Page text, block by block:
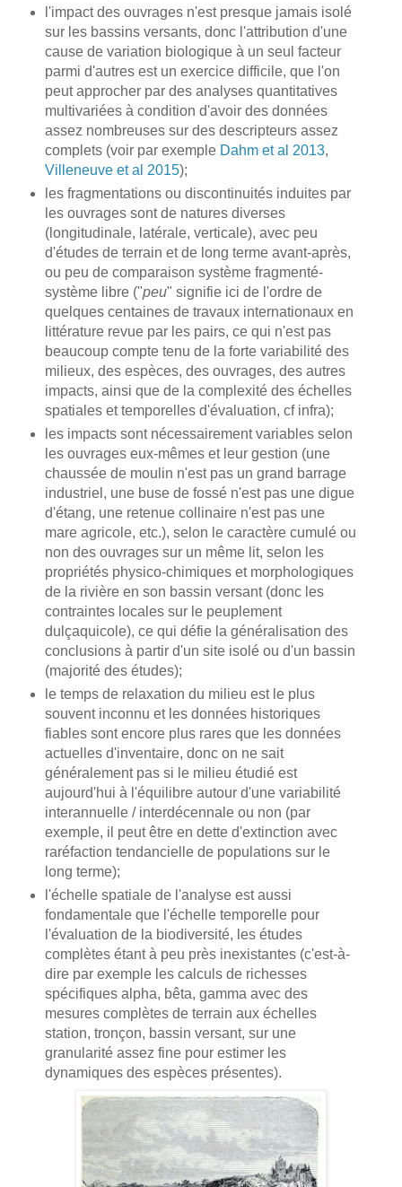
l'impact des ouvrages n'est presque jamais isolé
sur les bassins versants, donc l'attribution d'une
cause de variation biologique à un seul facteur
parmi d'autres est un exercice difficile, que l'on
peut approcher par des analyses quantitatives
multivariées à condition d'avoir des données
assez nombreuses sur des descripteurs assez
complets (voir par exemple Dahm et al 2013,
Villeneuve et al 2015);
les fragmentations ou discontinuités induites par
les ouvrages sont de natures diverses
(longitudinale, latérale, verticale), avec peu
d'études de terrain et de long terme avant-après,
ou peu de comparaison système fragmenté-
système libre ("peu" signifie ici de l'ordre de
quelques centaines de travaux internationaux en
littérature revue par les pairs, ce qui n'est pas
beaucoup compte tenu de la forte variabilité des
milieux, des espèces, des ouvrages, des autres
impacts, ainsi que de la complexité des échelles
spatiales et temporelles d'évaluation, cf infra);
les impacts sont nécessairement variables selon
les ouvrages eux-mêmes et leur gestion (une
chaussée de moulin n'est pas un grand barrage
industriel, une buse de fossé n'est pas une digue
d'étang, une retenue collinaire n'est pas une
mare agricole, etc.), selon le caractère cumulé ou
non des ouvrages sur un même lit, selon les
propriétés physico-chimiques et morphologiques
de la rivière en son bassin versant (donc les
contraintes locales sur le peuplement
dulçaquicole), ce qui défie la généralisation des
conclusions à partir d'un site isolé ou d'un bassin
(majorité des études);
le temps de relaxation du milieu est le plus
souvent inconnu et les données historiques
fiables sont encore plus rares que les données
actuelles d'inventaire, donc on ne sait
généralement pas si le milieu étudié est
aujourd'hui à l'équilibre autour d'une variabilité
interannuelle / interdécennale ou non (par
exemple, il peut être en dette d'extinction avec
raréfaction tendancielle de populations sur le
long terme);
l'échelle spatiale de l'analyse est aussi
fondamentale que l'échelle temporelle pour
l'évaluation de la biodiversité, les études
complètes étant à peu près inexistantes (c'est-à-
dire par exemple les calculs de richesses
spécifiques alpha, bêta, gamma avec des
mesures complètes de terrain aux échelles
station, tronçon, bassin versant, sur une
granularité assez fine pour estimer les
dynamiques des espèces présentes).